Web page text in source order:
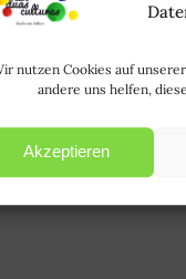
nutzen Cookies auf
andere uns helfen,
Akzeptieren